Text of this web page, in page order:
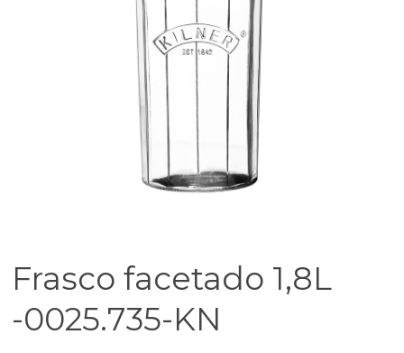
Frasco facetado 1,8L
-0025.735-KN